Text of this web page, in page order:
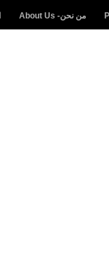
من نحن- About Us